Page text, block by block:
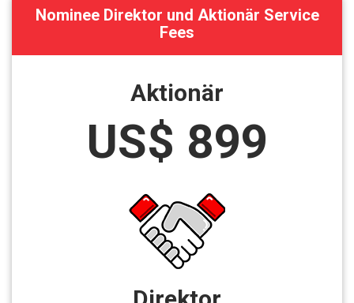
Nominee Direktor und Aktionär Service
Fees
Aktionär
US$ 899